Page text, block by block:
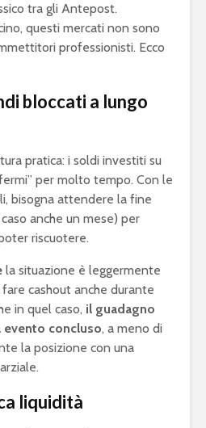
tra gli Antepost.
questi mercati non sono
professionisti. Ecco
bloccati a lungo
pratica: i soldi investiti su
per molto tempo. Con le
bisogna attendere la fine
anche un mese) per
riscuotere.
la situazione è leggermente
cashout anche durante
in quel caso, il guadagno
concluso, a meno di
la posizione con una
liquidità